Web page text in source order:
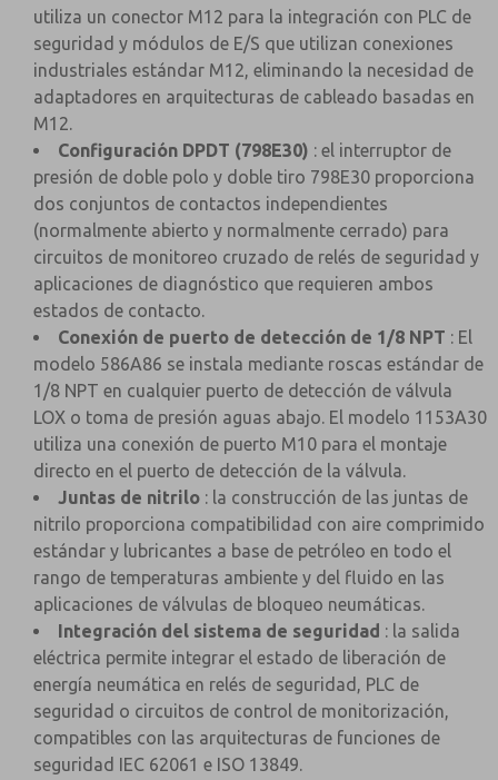
utiliza un conector M12 para la integración con PLC de
seguridad y módulos de E/S que utilizan conexiones
industriales estándar M12, eliminando la necesidad de
adaptadores en arquitecturas de cableado basadas en
M12.
Configuración DPDT (798E30) : el interruptor de
presión de doble polo y doble tiro 798E30 proporciona
dos conjuntos de contactos independientes
(normalmente abierto y normalmente cerrado) para
circuitos de monitoreo cruzado de relés de seguridad y
aplicaciones de diagnóstico que requieren ambos
estados de contacto.
Conexión de puerto de detección de 1/8 NPT : El
modelo 586A86 se instala mediante roscas estándar de
1/8 NPT en cualquier puerto de detección de válvula
LOX o toma de presión aguas abajo. El modelo 1153A30
utiliza una conexión de puerto M10 para el montaje
directo en el puerto de detección de la válvula.
Juntas de nitrilo : la construcción de las juntas de
nitrilo proporciona compatibilidad con aire comprimido
estándar y lubricantes a base de petróleo en todo el
rango de temperaturas ambiente y del fluido en las
aplicaciones de válvulas de bloqueo neumáticas.
Integración del sistema de seguridad : la salida
eléctrica permite integrar el estado de liberación de
energía neumática en relés de seguridad, PLC de
seguridad o circuitos de control de monitorización,
compatibles con las arquitecturas de funciones de
seguridad IEC 62061 e ISO 13849.